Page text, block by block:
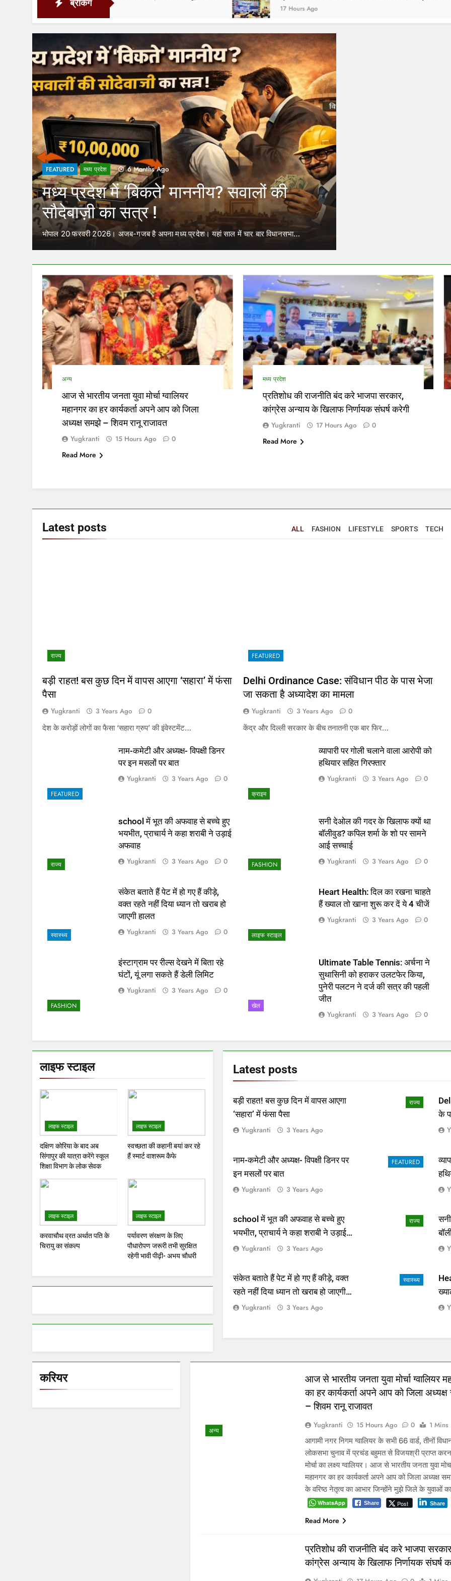
ब्रेकिंग
17 Hours Ago
FEATURED 1 Year Ago
CM Yogi के फैसले से आउटसोर्स
कर्मचारियों को होगा फायदा, अब अपने जिले
में कर सकेंगे काम
परिवहन निगम में कार्यरत आउटसोर्स कर्मचारियों के जरिए नियुक्त परिचालकों का भी ट्रांसफर हो सकेगा।…
अन्य
आज से भारतीय जनता युवा मोर्चा ग्वालियर
महानगर का हर कार्यकर्ता अपने आप को जिला
अध्यक्ष समझे – शिवम रानू राजावत
Yugkranti 15 Hours Ago 0
Read More
मध्य प्रदेश
प्रतिशोध की राजनीति बंद करे भाजपा सरकार,
कांग्रेस अन्याय के खिलाफ निर्णायक संघर्ष करेगी
Yugkranti 17 Hours Ago 0
Read More
Latest posts ALL FASHION LIFESTYLE SPORTS TECH
राज्य
बड़ी राहत! बस कुछ दिन में वापस आएगा ‘सहारा’ में फंसा
पैसा
Yugkranti 3 Years Ago
0
देश के करोड़ों लोगों का फैसा ‘सहारा ग्रुप’ की इंवेस्टमेंट…
FEATURED
Delhi Ordinance Case: संविधान पीठ के पास भेजा
जा सकता है अध्यादेश का मामला
Yugkranti 3 Years Ago
0
केंद्र और दिल्ली सरकार के बीच तनातनी एक बार फिर…
FEATURED
नाम-कमेटी और अध्यक्ष- विपक्षी डिनर
पर इन मसलों पर बात
Yugkranti 3 Years Ago 0
क्राइम
व्यापारी पर गोली चलाने वाला आरोपी को
हथियार सहित गिरफ्तार
Yugkranti 3 Years Ago 0
राज्य
school में भूत की अफवाह से बच्चे हुए
भयभीत, प्राचार्य ने कहा शराबी ने उड़ाई
अफवाह
Yugkranti 3 Years Ago 0 FASHION
सनी देओल की गदर के खिलाफ क्यों था
बॉलीवुड? कपिल शर्मा के शो पर सामने
आई सच्चाई
Yugkranti 3 Years Ago 0
स्वास्थ्य
संकेत बताते हैं पेट में हो गए हैं कीड़े,
वक्त रहते नहीं दिया ध्यान तो खराब हो
जाएगी हालत
Yugkranti 3 Years Ago 0 लाइफ स्टाइल
Heart Health: दिल का रखना चाहते
हैं ख्याल तो खाना शुरू कर दें ये 4 चीजें
Yugkranti 3 Years Ago 0
FASHION
इंस्टाग्राम पर रील्स देखने में बिता रहे
घंटों, यूं लगा सकते हैं डेली लिमिट
Yugkranti 3 Years Ago 0
खेल
Ultimate Table Tennis: अर्चना ने
सुथासिनी को हराकर उलटफेर किया,
पुनेरी पलटन ने दर्ज की सत्र की पहली
जीत
Yugkranti 3 Years Ago 0
लाइफ स्टाइल
लाइफ स्टाइल
दक्षिण कोरिया के बाद अब
सिंगापुर की यात्रा करेंगे स्कूल
शिक्षा विभाग के लोक सेवक
लाइफ स्टाइल
स्वच्छता की कहानी बयां कर रहे
हैं स्मार्ट वाशरूम कैफे
लाइफ स्टाइल
करवाचौथ व्रत अर्थात पति के
चिरायु का संकल्प
लाइफ स्टाइल
पर्यावरण संरक्षण के लिए
पौधारोपण जरूरी तभी सुरक्षित
रहेगी भावी पीढ़ी- अभय चौधरी
Latest posts
राज्य
बड़ी राहत! बस कुछ दिन में वापस आएगा
‘सहारा’ में फंसा पैसा
Yugkranti 3 Years Ago
के
FEATURED
नाम-कमेटी और अध्यक्ष- विपक्षी डिनर पर
इन मसलों पर बात
Yugkranti 3 Years Ago
राज्य
school में भूत की अफवाह से बच्चे हुए
भयभीत, प्राचार्य ने कहा शराबी ने उड़ाई
अफवाह
Yugkranti 3 Years Ago
आई
स्वास्थ्य
संकेत बताते हैं पेट में हो गए हैं कीड़े, वक्त
रहते नहीं दिया ध्यान तो खराब हो जाएगी
हालतYugkranti 3 Years Ago
करियर
अन्य
आज से भारतीय जनता युवा मोर्चा ग्वालियर
का हर कार्यकर्ता अपने आप को जिला
– शिवम रानू राजावत
Yugkranti 15 Hours Ago 0
1 Mins
आगामी नगर निगम ग्वालियर के सभी 66 वार्ड, तीनों
लोकसभा चुनाव में प्रचंड बहुमत से विजयश्री प्राप्त
मोर्चा का लक्ष्य ग्वालियर। आज से भारतीय जनता युवा
महानगर का हर कार्यकर्ता अपने आप को जिला अध्यक्ष
के वरिष्ठ नेतृत्व का आभार जिन्होंने मुझे जिले के युवाओं
WhatsApp Share Post Share
Read More
प्रतिशोध की राजनीति बंद करे भाजपा
कांग्रेस अन्याय के खिलाफ निर्णायक संघर्ष